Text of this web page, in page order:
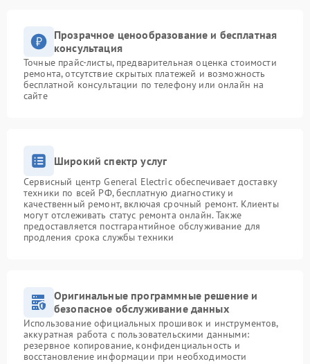
Прозрачное ценообразование и бесплатная
консультация
Точные прайс-листы, предварительная оценка стоимости
ремонта, отсутствие скрытых платежей и возможность
бесплатной консультации по телефону или онлайн на
сайте
Широкий спектр услуг
Сервисный центр General Electric обеспечивает доставку
техники по всей РФ, бесплатную диагностику и
качественный ремонт, включая срочный ремонт. Клиенты
могут отслеживать статус ремонта онлайн. Также
предоставляется постгарантийное обслуживание для
продления срока службы техники
Оригинальные программные решение и
безопасное обслуживание данных
Использование официальных прошивок и инструментов,
аккуратная работа с пользовательскими данными:
резервное копирование, конфиденциальность и
восстановление информации при необходимости